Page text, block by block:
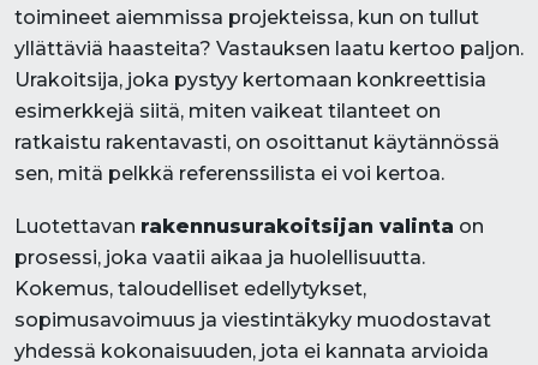
toimineet aiemmissa projekteissa, kun on tullut
yllättäviä haasteita? Vastauksen laatu kertoo paljon.
Urakoitsija, joka pystyy kertomaan konkreettisia
esimerkkejä siitä, miten vaikeat tilanteet on
ratkaistu rakentavasti, on osoittanut käytännössä
sen, mitä pelkkä referenssilista ei voi kertoa.
Luotettavan rakennusurakoitsijan valinta on
prosessi, joka vaatii aikaa ja huolellisuutta.
Kokemus, taloudelliset edellytykset,
sopimusavoimuus ja viestintäkyky muodostavat
yhdessä kokonaisuuden, jota ei kannata arvioida